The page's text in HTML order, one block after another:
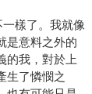
樣了。我就像
是意料之外的
的我，對於上
生了憐憫之